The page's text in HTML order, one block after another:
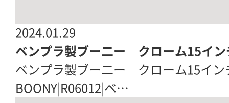
2024.01.29
ベンプラ製ブー二ー クローム15イ
ベンプラ製ブー二ー クローム15
BOONY|R06012|ベ…